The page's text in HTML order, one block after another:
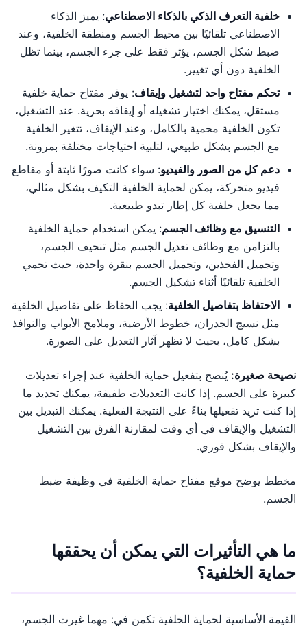
خلفية التعرف الذكي بالذكاء الاصطناعي: يميز الذكاء
الاصطناعي تلقائيًا بين محيط الجسم ومنطقة الخلفية، وعند
ضبط شكل الجسم، يؤثر فقط على جزء الجسم، بينما تظل
الخلفية دون أي تغيير.
تحكم مفتاح واحد لتشغيل وإيقاف: يوفر مفتاح حماية خلفية
مستقل، يمكنك اختيار تشغيله أو إيقافه بحرية. عند التشغيل،
تكون الخلفية محمية بالكامل، وعند الإيقاف، تتغير الخلفية
مع الجسم بشكل طبيعي، لتلبية احتياجات مختلفة بمرونة.
دعم كل من الصور والفيديو: سواء كانت صورًا ثابتة أو مقاطع
فيديو متحركة، يمكن لحماية الخلفية التكيف بشكل مثالي،
مما يجعل خلفية كل إطار تبدو طبيعية.
التنسيق مع وظائف الجسم: يمكن استخدام حماية الخلفية
بالتزامن مع وظائف تعديل الجسم مثل تنحيف الجسم،
وتجميل الفخذين، وتجميل الجسم بنقرة واحدة، حيث تحمي
الخلفية تلقائيًا أثناء تشكيل الجسم.
الاحتفاظ بتفاصيل الخلفية: يجب الحفاظ على تفاصيل الخلفية
مثل نسيج الجدران، خطوط الأرضية، وملامح الأبواب والنوافذ
بشكل كامل، بحيث لا تظهر آثار التعديل على الصورة.
نصيحة صغيرة: يُنصح بتفعيل حماية الخلفية عند إجراء تعديلات
كبيرة على الجسم. إذا كانت التعديلات طفيفة، يمكنك تحديد ما
إذا كنت تريد تفعيلها بناءً على النتيجة الفعلية. يمكنك التبديل بين
التشغيل والإيقاف في أي وقت لمقارنة الفرق بين التشغيل
والإيقاف بشكل فوري.
مخطط يوضح موقع مفتاح حماية الخلفية في وظيفة ضبط
الجسم.
ما هي التأثيرات التي يمكن أن يحققها
حماية الخلفية؟
القيمة الأساسية لحماية الخلفية تكمن في: مهما غيرت الجسم،